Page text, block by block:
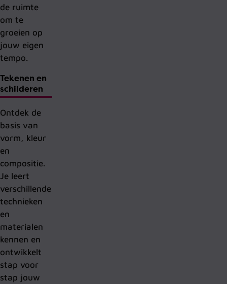
de ruimte
om te
groeien op
jouw eigen
tempo.
Tekenen en
schilderen
Ontdek de
basis van
vorm, kleur
en
compositie.
Je leert
verschillende
technieken
en
materialen
kennen en
ontwikkelt
stap voor
stap jouw